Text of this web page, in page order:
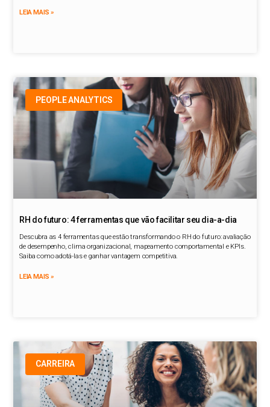
LEIA MAIS »
PEOPLE ANALYTICS
RH do futuro: 4 ferramentas que vão facilitar seu dia-a-dia
Descubra as 4 ferramentas que estão transformando o RH do futuro: avaliação
de desempenho, clima organizacional, mapeamento comportamental e KPIs.
Saiba como adotá-las e ganhar vantagem competitiva.
LEIA MAIS »
CARREIRA